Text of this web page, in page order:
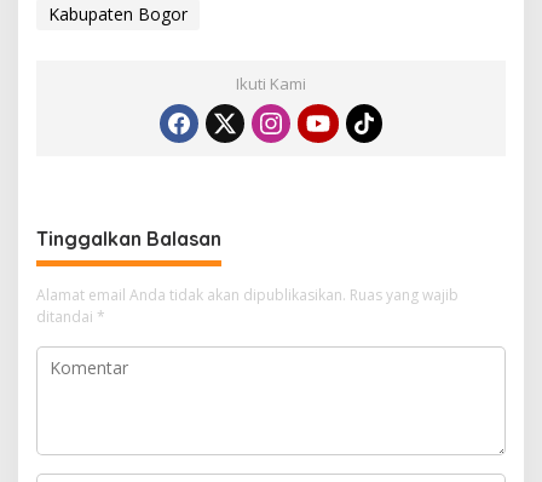
Kabupaten Bogor
Ikuti Kami
Tinggalkan Balasan
Alamat email Anda tidak akan dipublikasikan. Ruas yang wajib
ditandai *